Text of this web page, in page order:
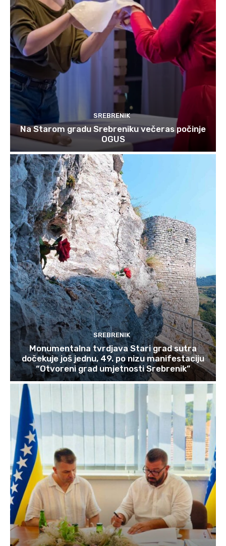
SREBRENIK
Na Starom gradu Srebreniku večeras počinje
OGUS
SREBRENIK
Monumentalna tvrdjava Stari grad sutra
dočekuje još jednu, 49. po nizu manifestaciju
“Otvoreni grad umjetnosti Srebrenik”